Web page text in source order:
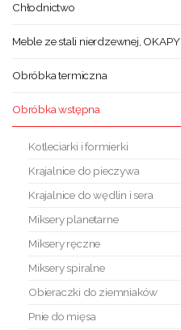
Chłodnictwo
Meble ze stali nierdzewnej, OKAPY
Obróbka termiczna
Obróbka wstępna
Kotleciarki i formierki
Krajalnice do pieczywa
Krajalnice do wędlin i sera
Miksery planetarne
Miksery ręczne
Miksery spiralne
Obieraczki do ziemniaków
Pnie do mięsa